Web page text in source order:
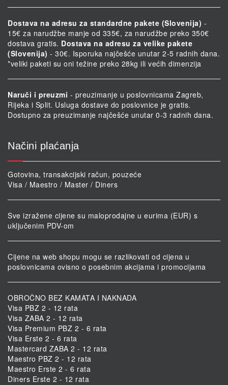
Dostava na adresu za standardne pakete (Slovenija) -
15€ za narudžbe manje od 335€, za narudžbe preko 350€
dostava gratis. Dostava na adresu za velike pakete
(Slovenija) - 30€. Isporuka najčešće unutar 2-5 radnih dana.
*veliki paketi su oni težine preko 28kg ili većih dimenzija
Naruči i preuzmi - preuzimanje u poslovnicama Zagreb,
Rijeka i Split. Usluga dostave do poslovnice je gratis.
Dostupno za preuzimanje najčešće unutar 0-3 radnih dana.
Načini plaćanja
Gotovina, transakcijski račun, pouzeće
Visa / Maestro / Master / Diners
Sve izražene cijene su maloprodajne u eurima (EUR) s
uključenim PDV-om
Cijene na web shopu mogu se razlikovati od cijena u
poslovnicama ovisno o posebnim akcijama i promocijama
OBROČNO BEZ KAMATA I NAKNADA
Visa PBZ 2 - 12 rata
Visa ZABA 2 - 12 rata
Visa Premium PBZ 2 - 6 rata
Visa Erste 2 - 6 rata
Mastercard ZABA 2 - 12 rata
Maestro PBZ 2 - 12 rata
Maestro Erste 2 - 6 rata
Diners Erste 2 - 12 rata